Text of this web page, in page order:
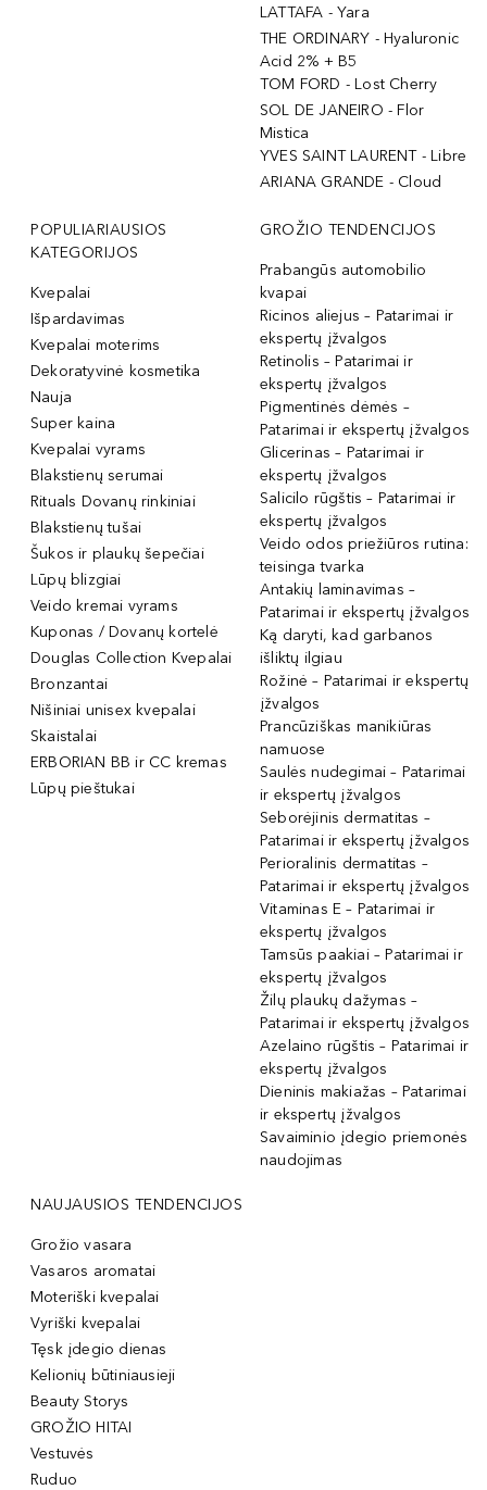
LATTAFA - Yara
THE ORDINARY - Hyaluronic
Acid 2% + B5
TOM FORD - Lost Cherry
SOL DE JANEIRO - Flor
Mistica
YVES SAINT LAURENT - Libre
ARIANA GRANDE - Cloud
POPULIARIAUSIOS
KATEGORIJOS
Kvepalai
Išpardavimas
Kvepalai moterims
Dekoratyvinė kosmetika
Nauja
Super kaina
Kvepalai vyrams
Blakstienų serumai
Rituals Dovanų rinkiniai
Blakstienų tušai
Šukos ir plaukų šepečiai
Lūpų blizgiai
Veido kremai vyrams
Kuponas / Dovanų kortelė
Douglas Collection Kvepalai
Bronzantai
Nišiniai unisex kvepalai
Skaistalai
ERBORIAN BB ir CC kremas
Lūpų pieštukai
GROŽIO TENDENCIJOS
Prabangūs automobilio
kvapai
Ricinos aliejus – Patarimai ir
ekspertų įžvalgos
Retinolis – Patarimai ir
ekspertų įžvalgos
Pigmentinės dėmės –
Patarimai ir ekspertų įžvalgos
Glicerinas – Patarimai ir
ekspertų įžvalgos
Salicilo rūgštis – Patarimai ir
ekspertų įžvalgos
Veido odos priežiūros rutina:
teisinga tvarka
Antakių laminavimas –
Patarimai ir ekspertų įžvalgos
Ką daryti, kad garbanos
išliktų ilgiau
Rožinė – Patarimai ir ekspertų
įžvalgos
Prancūziškas manikiūras
namuose
Saulės nudegimai – Patarimai
ir ekspertų įžvalgos
Seborėjinis dermatitas –
Patarimai ir ekspertų įžvalgos
Perioralinis dermatitas –
Patarimai ir ekspertų įžvalgos
Vitaminas E – Patarimai ir
ekspertų įžvalgos
Tamsūs paakiai – Patarimai ir
ekspertų įžvalgos
Žilų plaukų dažymas –
Patarimai ir ekspertų įžvalgos
Azelaino rūgštis – Patarimai ir
ekspertų įžvalgos
Dieninis makiažas – Patarimai
ir ekspertų įžvalgos
Savaiminio įdegio priemonės
naudojimas
NAUJAUSIOS TENDENCIJOS
Grožio vasara
Vasaros aromatai
Moteriški kvepalai
Vyriški kvepalai
Tęsk įdegio dienas
Kelionių būtiniausieji
Beauty Storys
GROŽIO HITAI
Vestuvės
Ruduo